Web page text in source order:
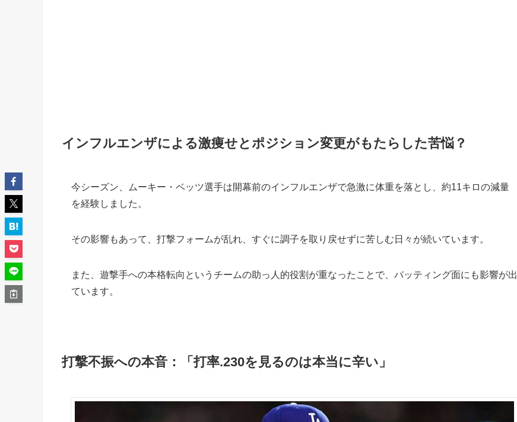
インフルエンザによる激痩せとポジション変更がもたらした苦悩？
今シーズン、ムーキー・ベッツ選手は開幕前のインフルエンザで急激に体重を落とし、約11キロの減量
を経験しました。
その影響もあって、打撃フォームが乱れ、すぐに調子を取り戻せずに苦しむ日々が続いています。
また、遊撃手への本格転向というチームの助っ人的役割が重なったことで、バッティング面にも影響が出
ています。
打撃不振への本音：「打率.230を見るのは本当に辛い」